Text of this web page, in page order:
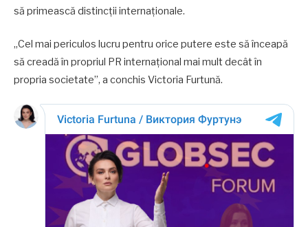
să primească distincții internaționale.
„Cel mai periculos lucru pentru orice putere este să înceapă
să creadă în propriul PR internațional mai mult decât în
propria societate”, a conchis Victoria Furtună.